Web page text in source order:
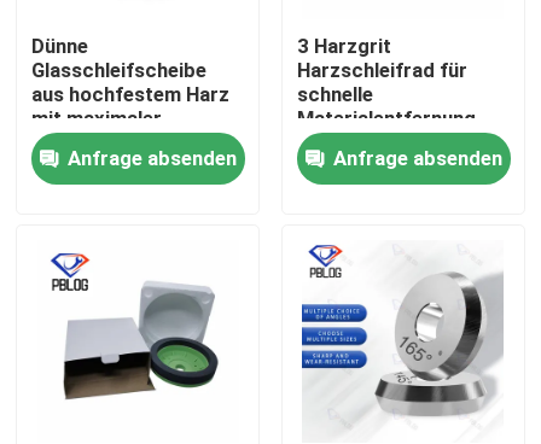
Über uns
Dünne
Glasschleifscheibe
aus hochfestem Harz
mit maximaler
Drehzahl unter 2800
U/min, optimiert für
Stabilität und
Anfrage absenden
3 Harzgrit
Harzschleifrad für
schnelle
Materialentfernung
und glatte
Oberflächenveredelung
in der
optimiert
Anfrage absenden